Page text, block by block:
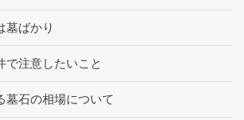
墓ばかり
で注意したいこと
墓石の相場について